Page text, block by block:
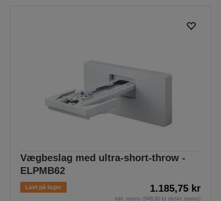
Vægbeslag med ultra-short-throw -
ELPMB62
Lavt på lager 1.185,75 kr
inkl. moms (948,60 kr ekskl. moms)